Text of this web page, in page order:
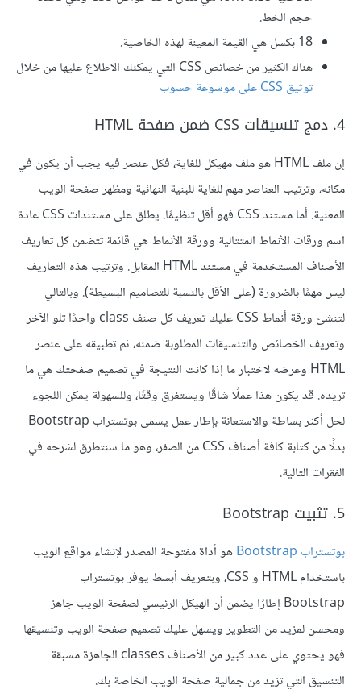
حجم الخط.
18 بكسل هي القيمة المعينة لهذه الخاصية.
هناك الكثير من خصائص CSS التي يمكنك الاطلاع عليها من خلال
توثيق CSS على موسوعة حسوب
4. دمج تنسيقات CSS ضمن صفحة HTML
إن ملف HTML هو ملف مهيكل للغاية، فكل عنصر فيه يجب أن يكون في
مكانه، وترتيب العناصر مهم للغاية للبنية النهائية ومظهر صفحة الويب
المعنية. أما مستند CSS فهو أقل تنظيمًا. يطلق على مستندات CSS عادة
اسم ورقات الأنماط المتتالية وورقة الأنماط هي قائمة تتضمن كل تعاريف
الأصناف المستخدمة في مستند HTML المقابل. وترتيب هذه التعاريف
ليس مهمًا بالضرورة (على الأقل بالنسبة للتصاميم البسيطة). وبالتالي
لتنشئ ورقة أنماط CSS عليك تعريف كل صنف class واحدًا تلو الآخر
وتعريف الخصائص والتنسيقات المطلوبة ضمنه، ثم تطبيقه على عنصر
HTML وعرضه لاختبار ما إذا كانت النتيجة في تصميم صفحتك هي ما
تريده. قد يكون هذا عملًا شاقًا ويستغرق وقتًا، وللسهولة يمكن اللجوء
لحل أكثر بساطة والاستعانة بإطار عمل يسمى بوتستراب Bootstrap
بدلًا من كتابة كافة أصناف CSS من الصفر، وهو ما سنتطرق لشرحه في
الفقرات التالية.
5. تثبيت Bootstrap
بوتستراب Bootstrap
هو أداة مفتوحة المصدر لإنشاء مواقع الويب
باستخدام HTML و CSS، وبتعريف أبسط يوفر بوتستراب
Bootstrap إطارًا يضمن أن الهيكل الرئيسي لصفحة الويب جاهز
ومحسن لمزيد من التطوير ويسهل عليك تصميم صفحة الويب وتنسيقها
فهو يحتوي على عدد كبير من الأصناف classes الجاهزة مسبقة
التنسيق التي تزيد من جمالية صفحة الويب الخاصة بك.